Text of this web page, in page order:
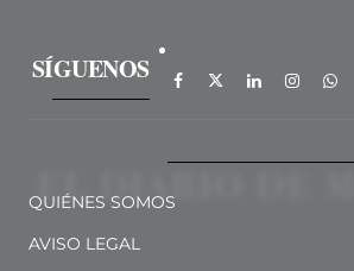
SÍGUENOS
QUIÉNES SOMOS
AVISO LEGAL